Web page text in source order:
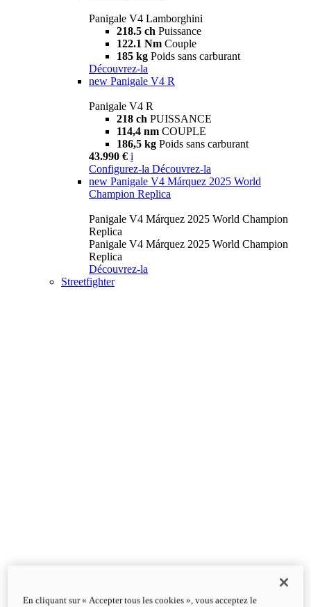
Panigale V4 Lamborghini
218.5 ch Puissance
122.1 Nm Couple
185 kg Poids sans carburant
Découvrez-la
new Panigale V4 R
Panigale V4 R
218 ch PUISSANCE
114,4 nm COUPLE
186,5 kg Poids sans carburant
43.990 € i
Configurez-la Découvrez-la
new Panigale V4 Márquez 2025 World
Champion Replica
Panigale V4 Márquez 2025 World Champion
Replica
Panigale V4 Márquez 2025 World Champion
Replica
Découvrez-la
Streetfighter
En cliquant sur « Accepter tous les cookies », vous acceptez le